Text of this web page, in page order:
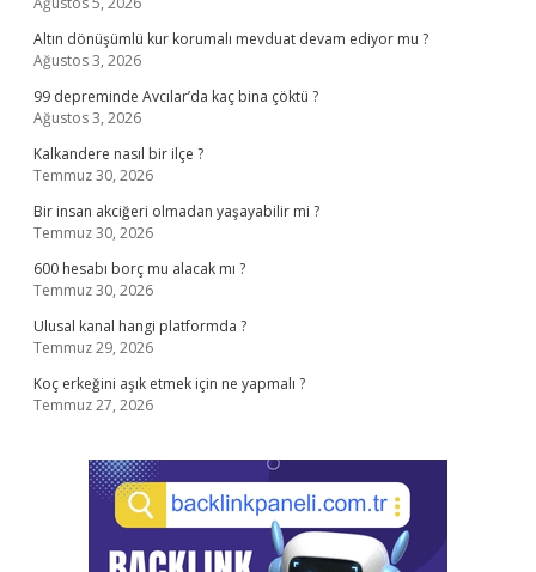
Altın dönüşümlü kur korumalı mevduat devam ediyor mu ?
Ağustos 3, 2026
99 depreminde Avcılar’da kaç bina çöktü ?
Ağustos 3, 2026
Kalkandere nasıl bir ilçe ?
Temmuz 30, 2026
Bir insan akciğeri olmadan yaşayabilir mi ?
Temmuz 30, 2026
600 hesabı borç mu alacak mı ?
Temmuz 30, 2026
Ulusal kanal hangi platformda ?
Temmuz 29, 2026
Koç erkeğini aşık etmek için ne yapmalı ?
Temmuz 27, 2026